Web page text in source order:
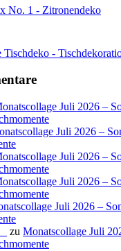
No. 1 - Zitronendeko
Tischdeko -
Juli 2026 –
Juli 2026 –
Juli 2026 –
Juli 2026 –
Juli 2026 –
zu Monatscollage Juli